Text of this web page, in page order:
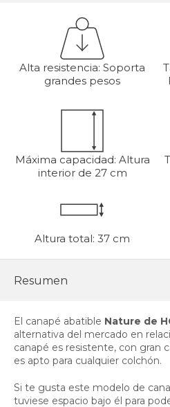
Alta resistencia: Soporta
grandes pesos
Máxima capacidad: Altura
interior de 27 cm
Altura total: 37 cm
Resumen
El canapé abatible Nature de
alternativa del mercado en
canapé es resistente, con gran
es apto para cualquier colchón.
Si te gusta este modelo de
tuviese espacio bajo él para